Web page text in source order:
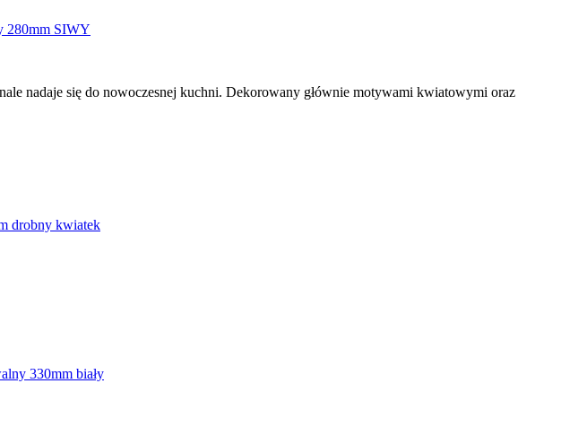
nadaje się do nowoczesnej kuchni. Dekorowany głównie motywami kwiatowymi oraz